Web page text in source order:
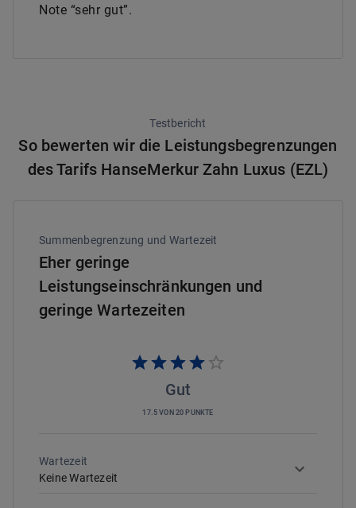
Note “sehr gut”.
Testbericht
So bewerten wir die Leistungsbegrenzungen
des Tarifs HanseMerkur Zahn Luxus (EZL)
Summenbegrenzung und Wartezeit
Eher geringe
Leistungseinschränkungen und
geringe Wartezeiten
Gut
17.5 VON 20 PUNKTE
Wartezeit
Keine Wartezeit